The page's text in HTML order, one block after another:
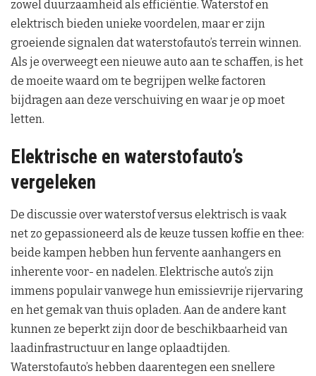
zowel duurzaamheid als efficiëntie. Waterstof en
elektrisch bieden unieke voordelen, maar er zijn
groeiende signalen dat waterstofauto’s terrein winnen.
Als je overweegt een nieuwe auto aan te schaffen, is het
de moeite waard om te begrijpen welke factoren
bijdragen aan deze verschuiving en waar je op moet
letten.
Elektrische en waterstofauto’s
vergeleken
De discussie over waterstof versus elektrisch is vaak
net zo gepassioneerd als de keuze tussen koffie en thee:
beide kampen hebben hun fervente aanhangers en
inherente voor- en nadelen. Elektrische auto’s zijn
immens populair vanwege hun emissievrije rijervaring
en het gemak van thuis opladen. Aan de andere kant
kunnen ze beperkt zijn door de beschikbaarheid van
laadinfrastructuur en lange oplaadtijden.
Waterstofauto’s hebben daarentegen een snellere